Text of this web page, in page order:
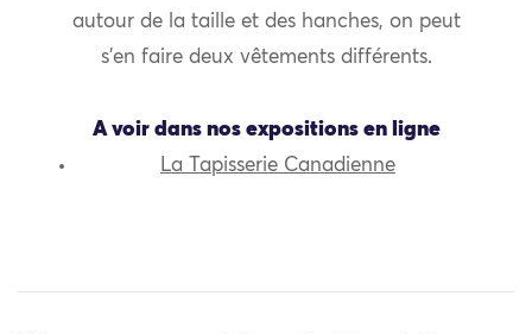
autour de la taille et des hanches, on peut
s’en faire deux vêtements différents.
A voir dans nos expositions en ligne
La Tapisserie Canadienne